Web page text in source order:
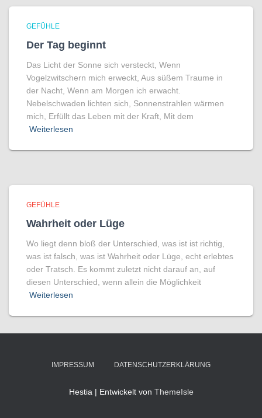
GEFÜHLE
Der Tag beginnt
Das Licht der Sonne sich versteckt, Wenn
Vogelzwitschern mich erweckt, Aus süßem Traume in
der Nacht, Wenn am Morgen ich erwacht.
Nebelschwaden lichten sich, Sonnenstrahlen wärmen
mich, Erfüllt das Leben mit der Kraft, Mit dem
Weiterlesen
GEFÜHLE
Wahrheit oder Lüge
Wo liegt denn bloß der Unterschied, was ist ist richtig,
was ist falsch, was ist Wahrheit oder Lüge, echt erlebtes
oder Tratsch. Es kommt zuletzt nicht darauf an, auf
diesen Unterschied, wenn allein die Möglichkeit
Weiterlesen
IMPRESSUM DATENSCHUTZERKLÄRUNG
Hestia | Entwickelt von ThemeIsle